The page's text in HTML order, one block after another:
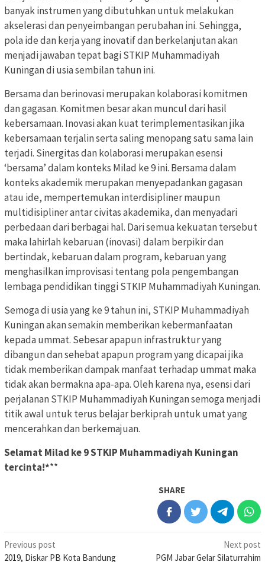
banyak instrumen yang dibutuhkan untuk melakukan
akselerasi dan penyeimbangan perubahan ini. Sehingga,
pola ide dan kerja yang inovatif dan berkelanjutan akan
menjadi jawaban tepat bagi STKIP Muhammadiyah
Kuningan di usia sembilan tahun ini.
Bersama dan berinovasi merupakan kolaborasi komitmen
dan gagasan. Komitmen besar akan muncul dari hasil
kebersamaan. Inovasi akan kuat terimplementasikan jika
kebersamaan terjalin serta saling menopang satu sama lain
terjadi. Sinergitas dan kolaborasi merupakan esensi
‘bersama’ dalam konteks Milad ke 9 ini. Bersama dalam
konteks akademik merupakan menyepadankan gagasan
atau ide, mempertemukan interdisipliner maupun
multidisipliner antar civitas akademika, dan menyadari
perbedaan dari berbagai hal. Dari semua kekuatan tersebut
maka lahirlah kebaruan (inovasi) dalam berpikir dan
bertindak, kebaruan dalam program, kebaruan yang
menghasilkan improvisasi tentang pola pengembangan
lembaga pendidikan tinggi STKIP Muhammadiyah Kuningan.
Semoga di usia yang ke 9 tahun ini, STKIP Muhammadiyah
Kuningan akan semakin memberikan kebermanfaatan
kepada ummat. Sebesar apapun infrastruktur yang
dibangun dan sehebat apapun program yang dicapai jika
tidak memberikan dampak manfaat terhadap ummat maka
tidak akan bermakna apa-apa. Oleh karena nya, esensi dari
perjalanan STKIP Muhammadiyah Kuningan semoga menjadi
titik awal untuk terus belajar berkiprah untuk umat yang
mencerahkan dan berkemajuan.
Selamat Milad ke 9 STKIP Muhammadiyah Kuningan
tercinta!***
SHARE
Post
Previous post
2019, Diskar PB Kota Bandung
Next post
PGM Jabar Gelar Silaturrahim